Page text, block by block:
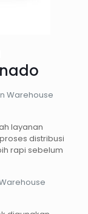
Warehouse
layanan
distribusi
rapi sebelum